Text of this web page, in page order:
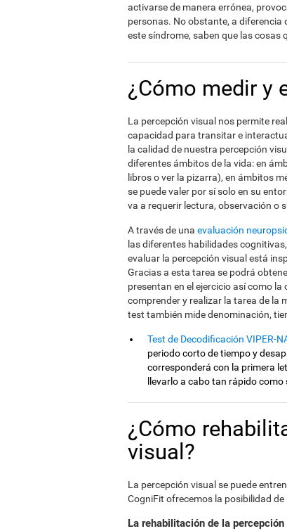
activarse de manera errónea,
personas. No obstante, a diferencia
este síndrome, saben que las cosas
¿Cómo medir y
La percepción visual nos permite
capacidad para transitar e
la calidad de nuestra percepción
diferentes ámbitos de la vida: en
libros o ver la pizarra), en ámbitos
se puede valer por sí solo en su
va a requerir lectura, observación o
A través de una evaluación
las diferentes habilidades
evaluar la percepción visual está
Gracias a esta tarea se podrá
presentan en el ejercicio así como
comprender y realizar la tarea de la
test también mide denominación,
Test de Decodificación VIPER-
periodo corto de tiempo y
corresponderá con la primera
llevarlo a cabo tan rápido como
¿Cómo
visual?
La percepción visual se puede
CogniFit ofrecemos la posibilidad
La rehabilitación de la